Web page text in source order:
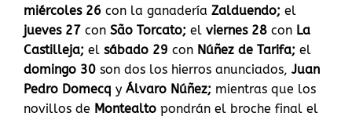
miércoles 26 con la ganadería Zalduendo; el
jueves 27 con São Torcato; el viernes 28 con La
Castilleja; el sábado 29 con Núñez de Tarifa; el
domingo 30 son dos los hierros anunciados, Juan
Pedro Domecq y Álvaro Núñez; mientras que los
novillos de Montealto pondrán el broche final el